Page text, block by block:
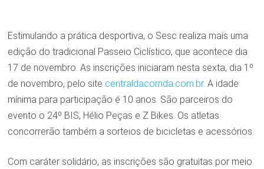
Estimulando a prática desportiva, o Sesc realiza mais uma
edição do tradicional Passeio Ciclístico, que acontece dia
17 de novembro. As inscrições iniciaram nesta sexta, dia 1º
de novembro, pelo site centraldacorrida.com.br. A idade
mínima para participação é 10 anos. São parceiros do
evento o 24º BIS, Hélio Peças e Z Bikes. Os atletas
concorrerão também a sorteios de bicicletas e acessórios.
Com caráter solidário, as inscrições são gratuitas por meio